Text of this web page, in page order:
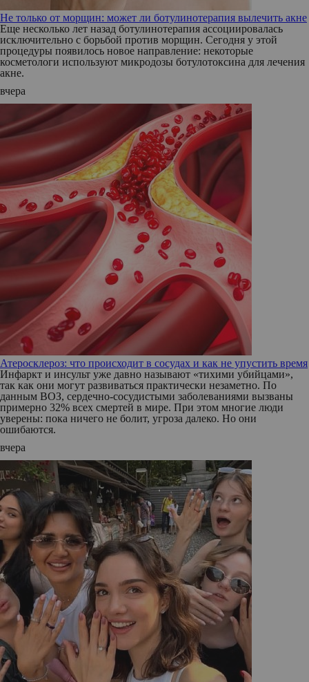
Не только от морщин: может ли ботулинотерапия вылечить акне
Еще несколько лет назад ботулинотерапия ассоциировалась
исключительно с борьбой против морщин. Сегодня у этой
процедуры появилось новое направление: некоторые
косметологи используют микродозы ботулотоксина для лечения
акне.
вчера
Атеросклероз: что происходит в сосудах и как не упустить время
Инфаркт и инсульт уже давно называют «тихими убийцами»,
так как они могут развиваться практически незаметно. По
данным ВОЗ, сердечно-сосудистыми заболеваниями вызваны
примерно 32% всех смертей в мире. При этом многие люди
уверены: пока ничего не болит, угроза далеко. Но они
ошибаются.
вчера